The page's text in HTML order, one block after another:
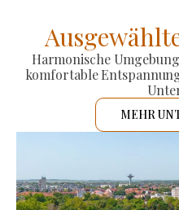
Harmonische
komfortable
MEHR